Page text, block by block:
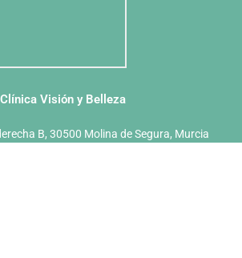
Clínica Visión y Belleza
B, 30500 Molina de Segura, Murcia